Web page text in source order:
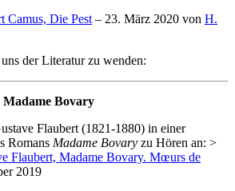
Camus, Die Pest– 23. März 2020 von H.
der Literatur zu wenden:
Madame Bovary
Flaubert (1821-1880) in einer
Romans Madame Bovary zu Hören an: >
Flaubert, Madame Bovary. Mœurs de
2019